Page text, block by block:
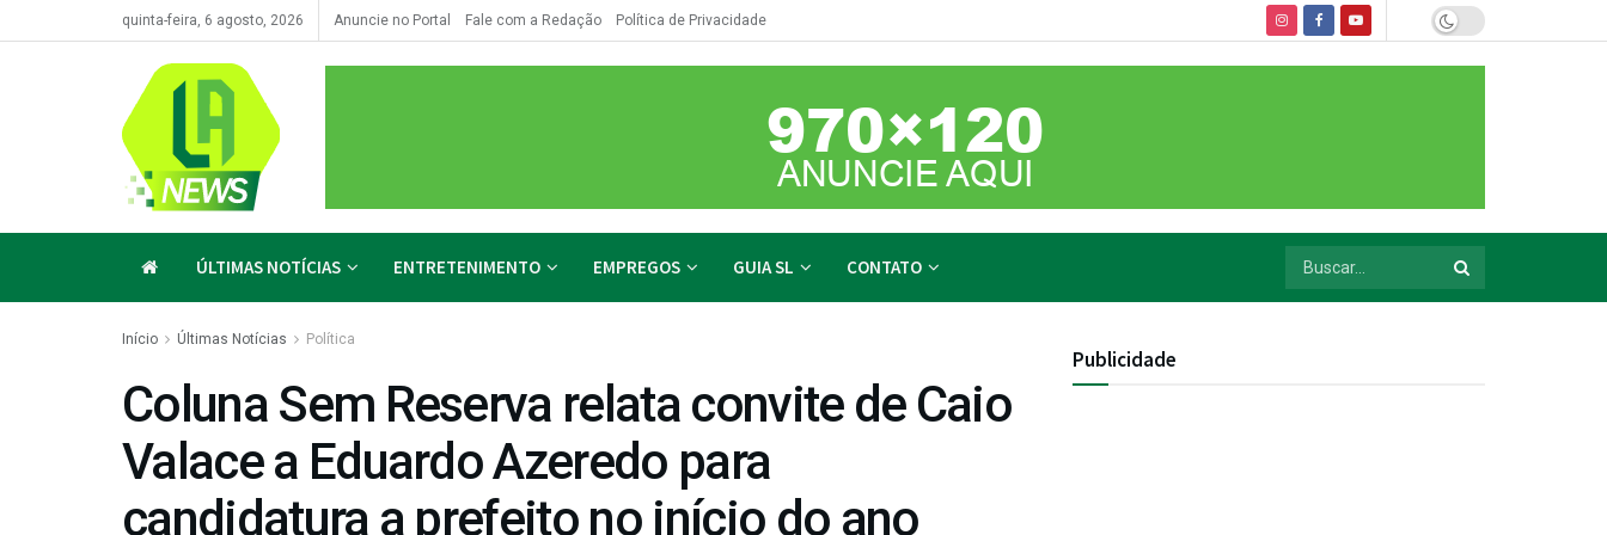
quinta-feira, 6 agosto, 2026 Anuncie no Portal Fale com a Redação Política de Privacidade
ÚLTIMAS NOTÍCIAS ENTRETENIMENTO EMPREGOS GUIA SL CONTATO
Início Últimas Notícias Política
Coluna Sem Reserva relata convite de Caio
Valace a Eduardo Azeredo para
candidatura a prefeito no início do ano
Publicidade